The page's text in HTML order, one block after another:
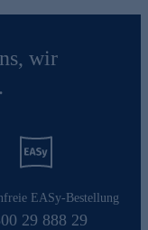
wir
EASy-Bestellung
29 888 29